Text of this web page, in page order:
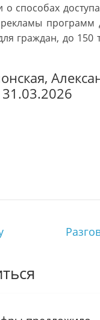
способах
граждан, до